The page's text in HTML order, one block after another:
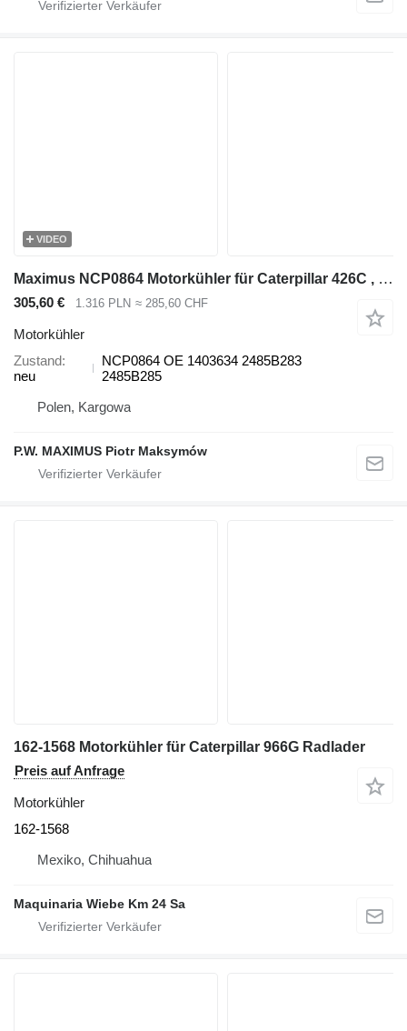
VIDEO
Maximus NCP0864 Motorkühler für Caterpillar 426C , 428C , 428D , 430D , 432D , 436C , 438C , 438D , 442D , 416C , 416D , 420D , 424D Baggerlader
305,60 € 1.316 PLN ≈ 285,60 CHF
Motorkühler
Zustand
neu
NCP0864 OE 1403634 2485B283
2485B285
Polen, Kargowa
P.W. MAXIMUS Piotr Maksymów
162-1568 Motorkühler für Caterpillar 966G Radlader
Preis auf Anfrage
Motorkühler
162-1568
Mexiko, Chihuahua
Maquinaria Wiebe Km 24 Sa